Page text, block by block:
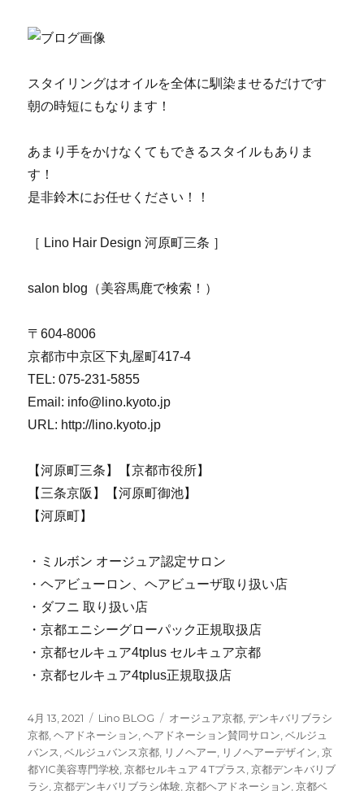
スタイリングはオイルを全体に馴染ませるだけです
朝の時短にもなります！
あまり手をかけなくてもできるスタイルもありま
す！
是非鈴木にお任せください！！
［ Lino Hair Design 河原町三条 ］
salon blog（美容馬鹿で検索！）
〒604-8006
京都市中京区下丸屋町417-4
TEL: 075-231-5855
Email: info@lino.kyoto.jp
URL: http://lino.kyoto.jp
【河原町三条】【京都市役所】
【三条京阪】【河原町御池】
【河原町】
・ミルボン オージュア認定サロン
・ヘアビューロン、ヘアビューザ取り扱い店
・ダフニ 取り扱い店
・京都エニシーグローパック正規取扱店
・京都セルキュア4tplus セルキュア京都
・京都セルキュア4tplus正規取扱店
投
稿
日:
4月 13, 2021
カ
テ
ゴ
リ
ー
Lino BLOG
タ
グ
オージュア京都 ,デンキバリブラシ
京都 ,ヘアドネーション ,ヘアドネーション賛同サロン ,ベルジュ
バンス ,ベルジュバンス京都 リノヘアー リノヘアーデザイン ,京
都YIC美容専門学校 ,京都セルキュア４Tプラス ,京都デンキバリブ
ラシ ,京都デンキバリブラシ体験 ,京都ヘアドネーション ,京都ベ